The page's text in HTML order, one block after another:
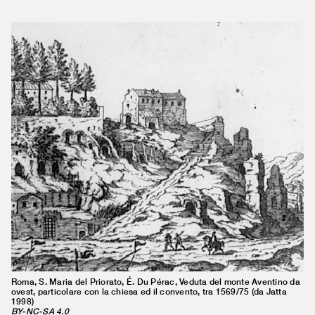
Roma, S. Maria del Priorato, É. Du Pérac, Veduta del monte Aventino da
ovest, particolare con la chiesa ed il convento, tra 1569/75 (da Jatta
1998)
BY-NC-SA 4.0